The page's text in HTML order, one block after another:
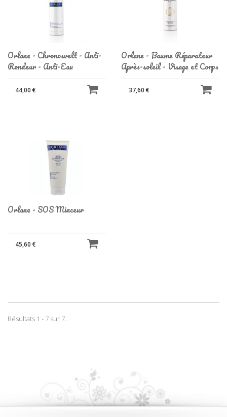
Orlane - Chronosvelt - Anti-
Rondeur - Anti-Eau
44,00 €
Orlane - Baume Réparateur
Après-soleil - Visage et Corps
37,60 €
Orlane - SOS Minceur
45,60 €
Résultats 1 - 7 sur 7.